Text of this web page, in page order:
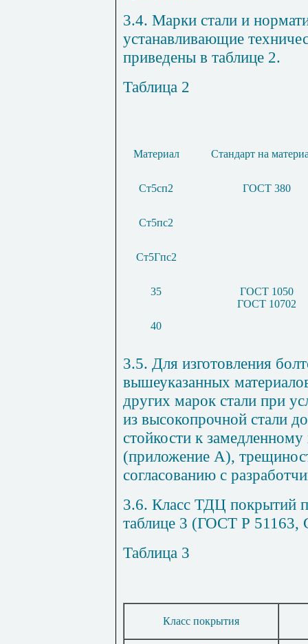
3.4. Марки стали и
устанавливающие
приведены в таблице 2.
Таблица 2
Материал Стандарт на
Ст5сп2 ГОСТ 380
Ст5пс2
Ст5Гпс2
35
ГОСТ 1050
ГОСТ 10702
40
3.5. Для изготовления
вышеуказанных
других марок стали при
из высокопрочной стали
стойкости к
(приложение А),
согласованию с
3.6. Класс ТДЦ покрытий
таблице 3 (ГОСТ Р
Таблица 3
Класс покрытия